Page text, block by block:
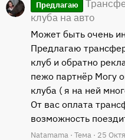
Предлагаю
клуба на авто
Может быть очень
Предлагаю
клуб и обратно
пежо партнёр Могу
клуба ( я на ней
От вас оплата
возможность
Natamama Тема 25